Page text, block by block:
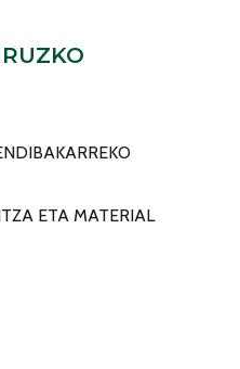
ETA MATERIAL